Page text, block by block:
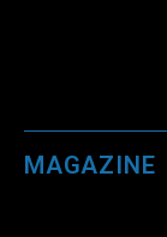
MAGAZINE